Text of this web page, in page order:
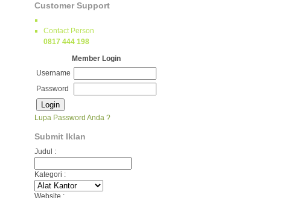
Customer Support
Contact Person
0817 444 198
Member Login
Username
Password
Lupa Password Anda ?
Submit Iklan
Judul :
Kategori :
Website :